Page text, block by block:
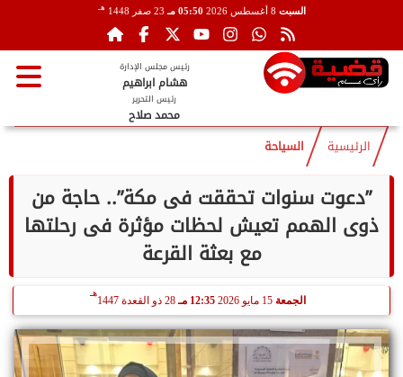
السبت 05:50 مـ 23 صفر 1448 هـ
رئيس مجلس الإدارة
هشام ابراهيم
رئيس التحرير
محمد صلاح
الرئيسية السياحة
”دعوت سنوات تحققت فى مكة”.. حاجة من
ذوى الهمم تعيش لحظات مؤثرة فى رحلتها
مع بعثة القرعة
الجمعة 12:35 مـ 28 ذو القعدة 1447
هـ